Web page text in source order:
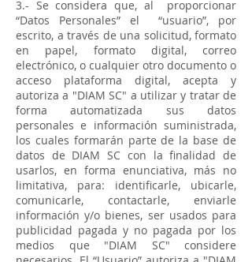
3.- Se considera que, al proporcionar
“Datos Personales” el “usuario”, por
escrito, a través de una solicitud, formato
en papel, formato digital, correo
electrónico, o cualquier otro documento o
acceso plataforma digital, acepta y
autoriza a "DIAM SC" a utilizar y tratar de
forma automatizada sus datos
personales e información suministrada,
los cuales formarán parte de la base de
datos de DIAM SC con la finalidad de
usarlos, en forma enunciativa, más no
limitativa, para: identificarle, ubicarle,
comunicarle, contactarle, enviarle
información y/o bienes, ser usados para
publicidad pagada y no pagada por los
medios que "DIAM SC" considere